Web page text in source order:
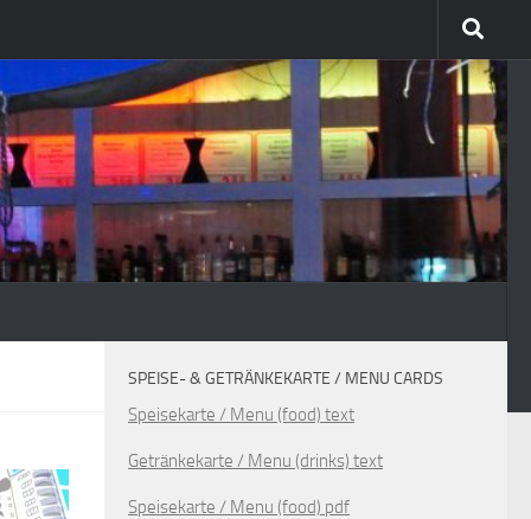
SPEISE- & GETRÄNKEKARTE / MENU CARDS
Speisekarte / Menu (food) text
Getränkekarte / Menu (drinks) text
Speisekarte / Menu (food) pdf